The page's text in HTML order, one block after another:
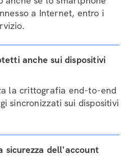
a Internet, entro i
anche sui dispositivi
la crittografia end-to-end
sincronizzati sui dispositivi
sicurezza dell'account